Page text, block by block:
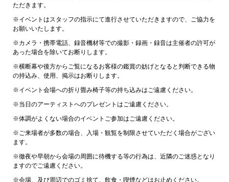
ただきます。
※イベントはスタッフの指示にて進行させていただきますので、ご協力を
お願いいたします。
※カメラ・携帯電話、録音機材等での撮影・録画・録音は主催者の許可が
あった場合を除いてお断りします。
※横断幕や後方からご覧になるお客様の鑑賞の妨げとなると判断できる物
の持込み、使用、掲示はお断りします。
※イベント会場への折り畳み椅子等の持ち込みはご遠慮ください。
※当日のアーティストへのプレゼントはご遠慮ください。
※体調がよくない場合のイベントご参加はご遠慮ください。
※ご来場者が多数の場合、入場・観覧を制限させていただく場合がござい
ます。
※徹夜や早朝から会場の周囲に待機する等の行為は、近隣のご迷惑となり
ますのでご遠慮ください。
※会場、及び周辺でのゴミ捨て、飲食・喫煙などはお止めください。